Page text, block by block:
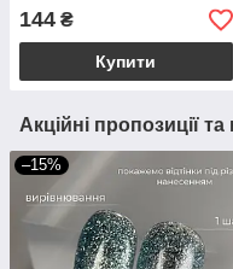
144 ₴
Купити
Акційні пропозиції
–15%